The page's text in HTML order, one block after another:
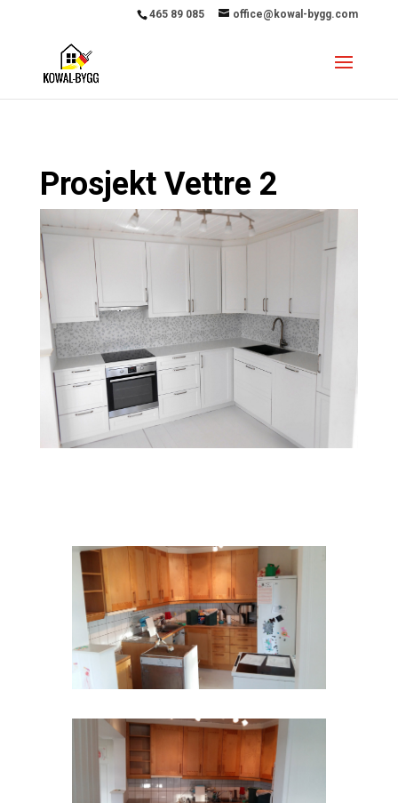
465 89 085 office@kowal-bygg.com
Prosjekt Vettre 2